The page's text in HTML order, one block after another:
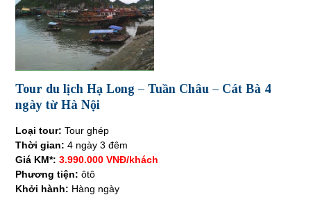
Tour du lịch Hạ Long – Tuần Châu – Cát Bà 4
ngày từ Hà Nội
Loại tour:Tour ghép
Thời gian: 4 ngày 3 đêm
Giá KM*:3.990.000 VNĐ/khách
Phương tiện:ôtô
Khởi hành: Hàng ngày